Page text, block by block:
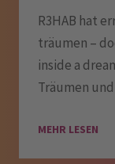
R3HAB hat
träumen –
inside a
Träumen
MEHR LESEN